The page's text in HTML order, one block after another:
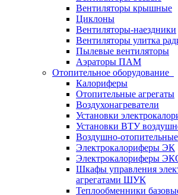
Вентиляторы крышные
Циклоны
Вентиляторы-наездники
Вентиляторы улитка
Пылевые вентиляторы
Аэраторы ПАМ
Отопительное оборудование
Калориферы
Отопительные агрегаты
Воздухонагреватели
Установки
Установки ВТУ
Воздушно-
Электрокалориферы ЭК
Электрокалориферы
Шкафы управления
агрегатами ШУК
Теплообменники